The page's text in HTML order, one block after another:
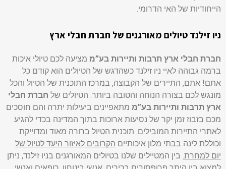
הייחודיות של האי הדרומי.
ניו זילנד טיולים מאורגנים של חברת חבלי ארץ
חברת חבלי ארץ תרבות ותיירות בע”מ מציעה לכם טיולי איכות
ברמה גבוהה לאיי ניו זילנד כשהדגש של הטיולים הוא קודם כל
אתם! אתם, התיירים של הקבוצה, במרכז התוכנית של הטיול והכל
מונגש לכם בצורה הנוחה והטובה ביותר. הטיולים של חברת חבלי
ארץ תרבות ותיירות בע”מ מתאפיינים ביעילות יתרה והם חוסכים
מכם בזבוז זמן יקר של נסיעות ארוכות בתוך המדינה בכדי להגיע
לאתרי התיירות המובילים. תוכנית הטיול ברורה מאוד ומדוייקת
וכוללת לינה בבתי מלון איכותיים הקרובים לאיזור היעד לטיול של
יום למחרת. בין המטיילים שלנו בטיולים המאורגנים בניו זילנד, ניתן